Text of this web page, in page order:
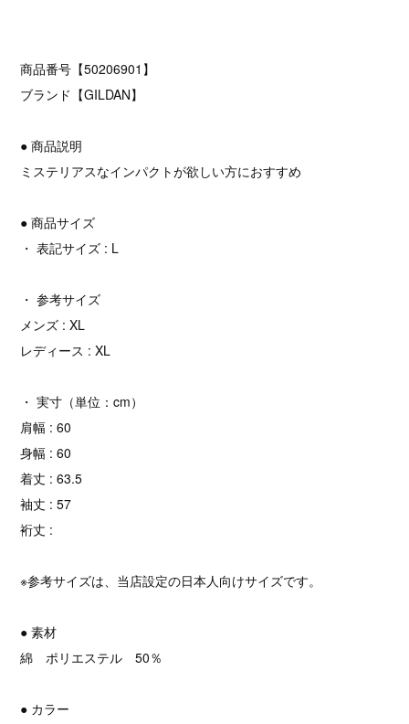
商品番号【50206901】
ブランド【GILDAN】
● 商品説明
ミステリアスなインパクトが欲しい方におすすめ
● 商品サイズ
・ 表記サイズ : L
・ 参考サイズ
メンズ : XL
レディース : XL
・ 実寸（単位：cm）
肩幅 : 60
身幅 : 60
着丈 : 63.5
袖丈 : 57
裄丈 :
※参考サイズは、当店設定の日本人向けサイズです。
● 素材
綿 ポリエステル 50％
● カラー